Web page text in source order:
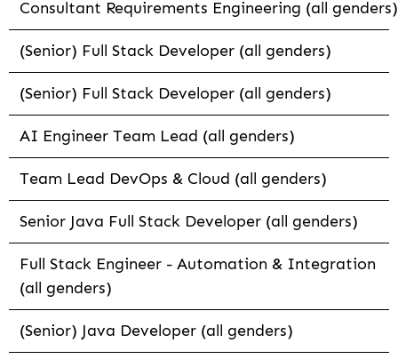
Consultant Requirements Engineering (all genders)
(Senior) Full Stack Developer (all genders)
(Senior) Full Stack Developer (all genders)
AI Engineer Team Lead (all genders)
Team Lead DevOps & Cloud (all genders)
Senior Java Full Stack Developer (all genders)
Full Stack Engineer - Automation & Integration
(all genders)
(Senior) Java Developer (all genders)